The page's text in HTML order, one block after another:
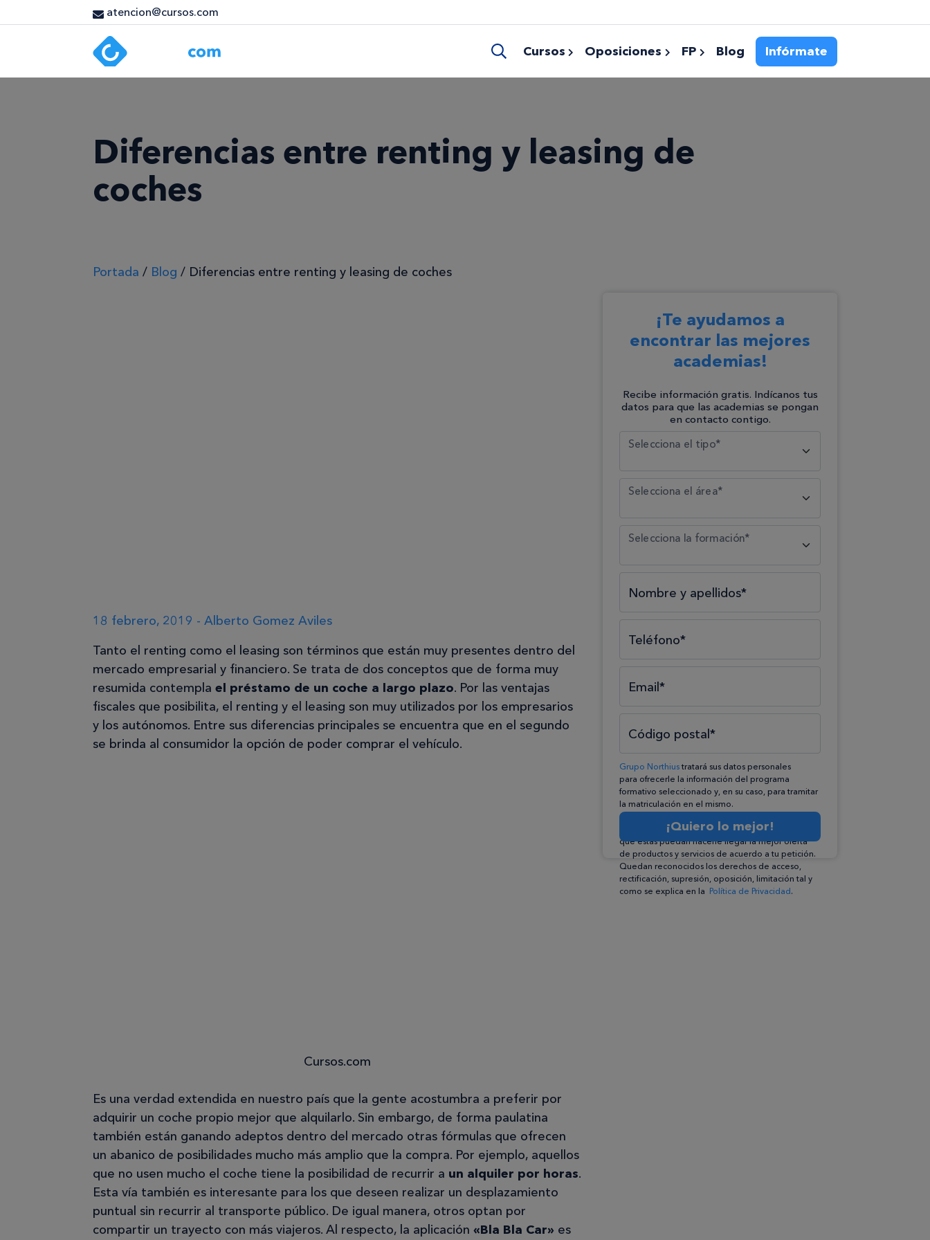
atencion@cursos.com
Cursos Oposiciones FP Blog Infórmate
Diferencias entre renting y leasing de
coches
Portada / Blog / Diferencias entre renting y leasing de coches
18 febrero, 2019 - Alberto Gomez Aviles
Tanto el renting como el leasing son términos que están muy presentes dentro del
mercado empresarial y financiero. Se trata de dos conceptos que de forma muy
resumida contempla el préstamo de un coche a largo plazo. Por las ventajas
fiscales que posibilita, el renting y el leasing son muy utilizados por los empresarios
y los autónomos. Entre sus diferencias principales se encuentra que en el segundo
se brinda al consumidor la opción de poder comprar el vehículo.
Cursos.com
Es una verdad extendida en nuestro país que la gente acostumbra a preferir por
adquirir un coche propio mejor que alquilarlo. Sin embargo, de forma paulatina
también están ganando adeptos dentro del mercado otras fórmulas que ofrecen
un abanico de posibilidades mucho más amplio que la compra. Por ejemplo, aquellos
que no usen mucho el coche tiene la posibilidad de recurrir a un alquiler por horas.
Esta vía también es interesante para los que deseen realizar un desplazamiento
puntual sin recurrir al transporte público. De igual manera, otros optan por
compartir un trayecto con más viajeros. Al respecto, la aplicación «Bla Bla Car» es
¡Te ayudamos a
encontrar las mejores
academias!
Recibe información gratis. Indícanos tus
datos para que las academias se pongan
en contacto contigo.
Selecciona el tipo*
Selecciona el área*
Selecciona la formación*
Nombre y apellidos*
Teléfono*
Email*
Código postal*
Grupo Northiustratará sus datos personales
para ofrecerle la información del programa
formativo seleccionado y, en su caso, para tramitar
la matriculación en el mismo.
Compartiremos su solicitud con las empresas que
conforman elGrupo Northius, con el objeto de
que éstas puedan hacerle llegar la mejor oferta
de productos y servicios de acuerdo a tu petición.
Quedan reconocidos los derechos de acceso,
rectificación, supresión, oposición, limitación tal y
como se explica en la Política de Privacidad.
¡Quiero lo mejor!